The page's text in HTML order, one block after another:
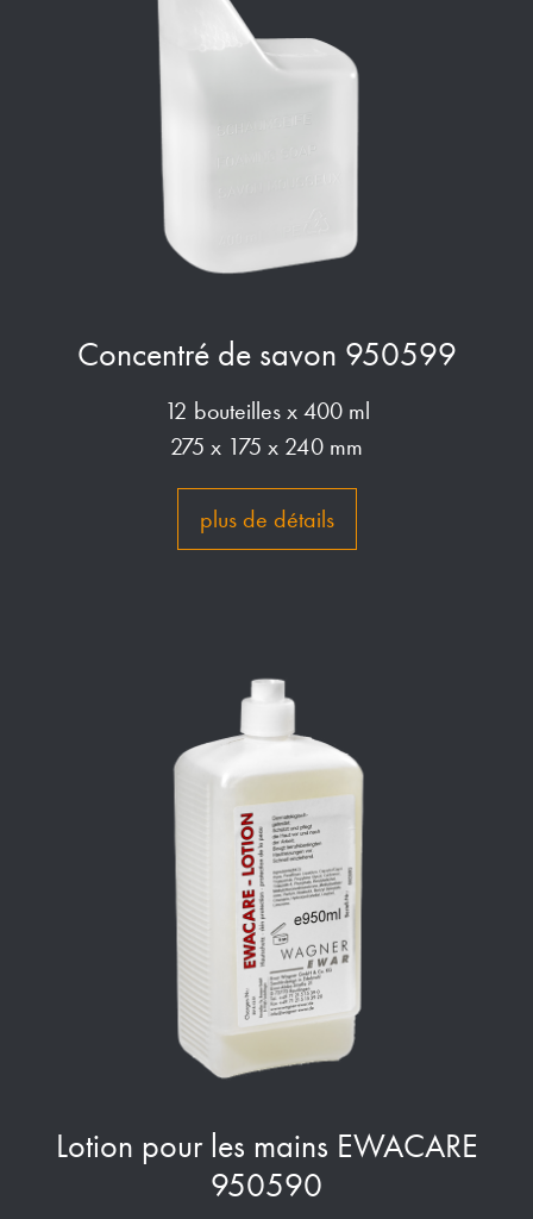
Concentré de savon 950599
12 bouteilles x 400 ml
275 x 175 x 240 mm
plus de détails
Lotion pour les mains EWACARE
950590